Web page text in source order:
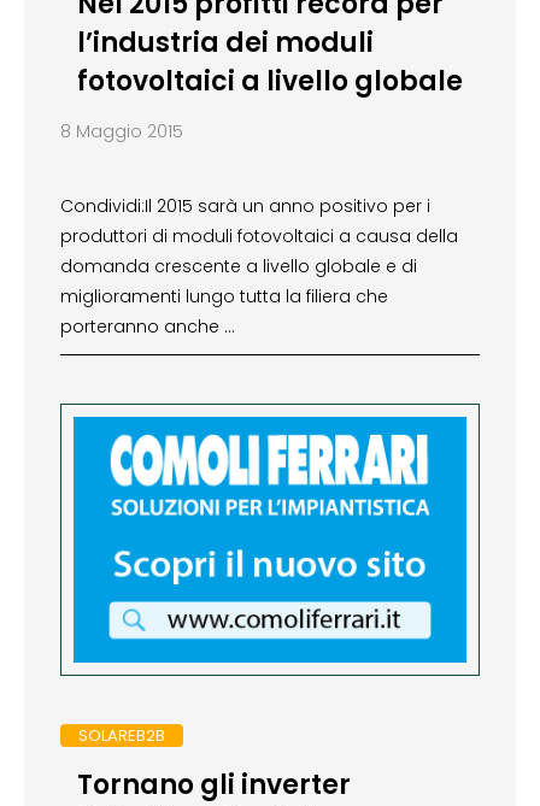
l’industria dei moduli
fotovoltaici a livello globale
8 Maggio 2015
Condividi:Il 2015 sarà un anno positivo per i
produttori di moduli fotovoltaici a causa della
domanda crescente a livello globale e di
miglioramenti lungo tutta la filiera che
porteranno anche …
SOLAREB2B
Tornano gli inverter